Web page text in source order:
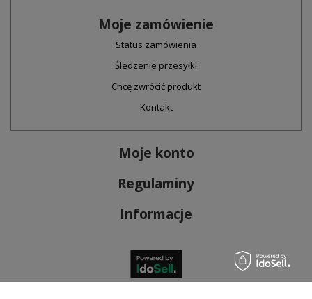
Moje zamówienie
Status zamówienia
Śledzenie przesyłki
Chcę zwrócić produkt
Kontakt
Moje konto
Regulaminy
Informacje